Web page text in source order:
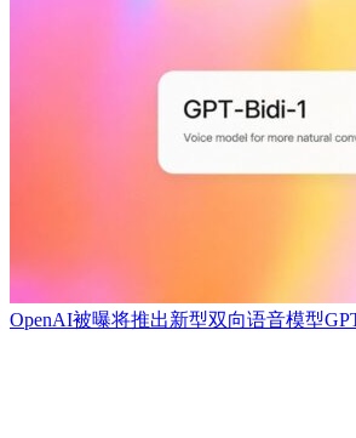
OpenAI被曝将推出新型双向语音模型